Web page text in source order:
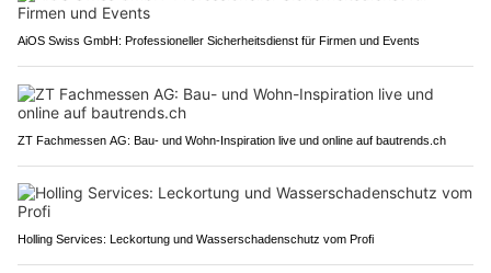
AiOS Swiss GmbH: Professioneller Sicherheitsdienst für Firmen und Events
ZT Fachmessen AG: Bau- und Wohn-Inspiration live und online auf bautrends.ch
Holling Services: Leckortung und Wasserschadenschutz vom Profi